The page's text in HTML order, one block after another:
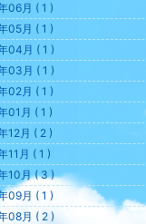
06月 ( 1 )
05月 ( 1 )
04月 ( 1 )
03月 ( 1 )
02月 ( 1 )
01月 ( 1 )
12月 ( 2 )
11月 ( 1 )
10月 ( 3 )
09月 ( 1 )
08月 ( 2 )